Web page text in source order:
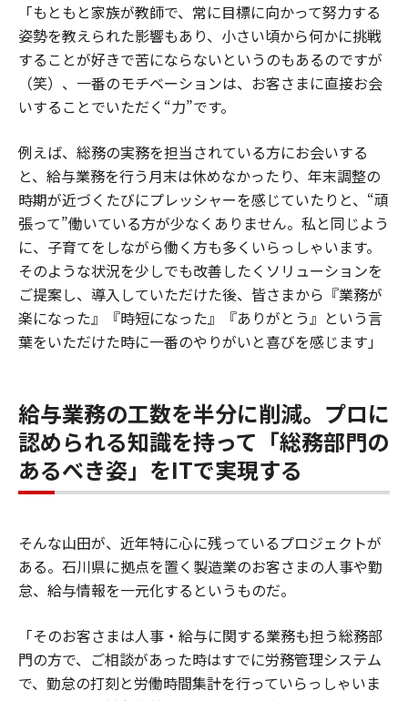
「もともと家族が教師で、常に目標に向かって努力する
姿勢を教えられた影響もあり、小さい頃から何かに挑戦
することが好きで苦にならないというのもあるのですが
（笑）、一番のモチベーションは、お客さまに直接お会
いすることでいただく“力”です。
例えば、総務の実務を担当されている方にお会いする
と、給与業務を行う月末は休めなかったり、年末調整の
時期が近づくたびにプレッシャーを感じていたりと、“頑
張って”働いている方が少なくありません。私と同じよう
に、子育てをしながら働く方も多くいらっしゃいます。
そのような状況を少しでも改善したくソリューションを
ご提案し、導入していただけた後、皆さまから『業務が
楽になった』『時短になった』『ありがとう』という言
葉をいただけた時に一番のやりがいと喜びを感じます」
給与業務の工数を半分に削減。プロに
認められる知識を持って「総務部門の
あるべき姿」をITで実現する
そんな山田が、近年特に心に残っているプロジェクトが
ある。石川県に拠点を置く製造業のお客さまの人事や勤
怠、給与情報を一元化するというものだ。
「そのお客さまは人事・給与に関する業務も担う総務部
門の方で、ご相談があった時はすでに労務管理システム
で、勤怠の打刻と労働時間集計を行っていらっしゃいま